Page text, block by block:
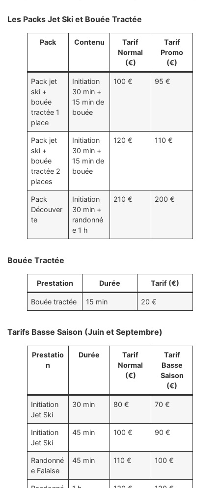
Les Packs Jet Ski et Bouée Tractée
Pack Contenu
Tarif
Normal
(€)
Tarif
Promo
(€)
Pack jet
ski +
bouée
tractée 1
place
Initiation
30 min +
15 min de
bouée
100 € 95 €
Pack jet
ski +
bouée
tractée 2
places
Initiation
30 min +
15 min de
bouée
120 € 110 €
Pack
Découver
te
Initiation
30 min +
randonné
e 1 h
210 € 200 €
Bouée Tractée
Prestation Durée Tarif (€)
Bouée tractée 15 min 20 €
Tarifs Basse Saison (Juin et Septembre)
Prestatio
n
Durée
Tarif
Normal
(€)
Tarif
Basse
Saison
(€)
Initiation
Jet Ski
30 min 80 € 70 €
Initiation
Jet Ski
45 min 100 € 90 €
Randonné
e Falaise
45 min 110 € 100 €